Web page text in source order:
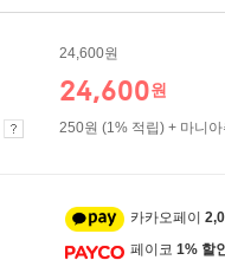
24,600원
24,600원
250원 (1% 적립) + 마니아
카카오페이
페이코 1% 할